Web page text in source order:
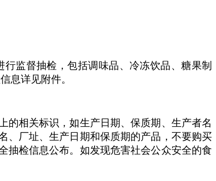
监督抽检，包括调味品、冷冻饮品、糖果制
息详见附件。
的相关标识，如生产日期、保质期、生产者名
、厂址、生产日期和保质期的产品，不要购买
抽检信息公布。如发现危害社会公众安全的食